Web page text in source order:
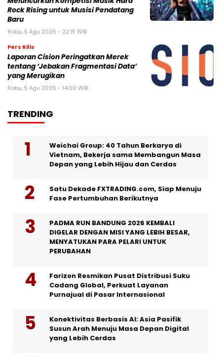
Rock Rising untuk Musisi Pendatang
Baru
Rabu, 5 Agu 2026 - 22:15 WIB
Pers Rilis
Laporan Cision Peringatkan Merek
tentang ‘Jebakan Fragmentasi Data’
yang Merugikan
Rabu, 5 Agu 2026 - 14:00 WIB
TRENDING
Weichai Group: 40 Tahun Berkarya di
Vietnam, Bekerja sama Membangun Masa
Depan yang Lebih Hijau dan Cerdas
Satu Dekade FXTRADING.com, Siap Menuju
Fase Pertumbuhan Berikutnya
PADMA RUN BANDUNG 2026 KEMBALI
DIGELAR DENGAN MISI YANG LEBIH BESAR,
MENYATUKAN PARA PELARI UNTUK
PERUBAHAN
Farizon Resmikan Pusat Distribusi Suku
Cadang Global, Perkuat Layanan
Purnajual di Pasar Internasional
Konektivitas Berbasis AI: Asia Pasifik
Susun Arah Menuju Masa Depan Digital
yang Lebih Cerdas